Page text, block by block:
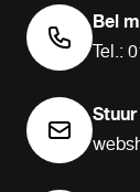
Bel
Tel.: